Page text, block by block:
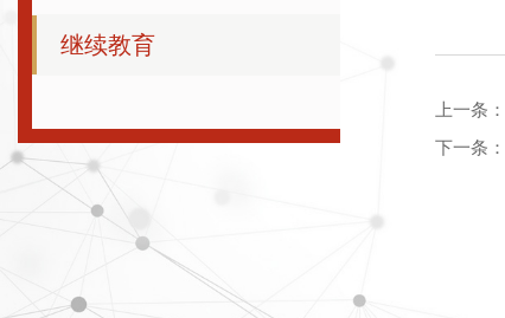
继续教育
上一条：
下一条：